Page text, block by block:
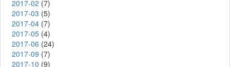
2017-02 (7)
2017-03 (5)
2017-04 (7)
2017-05 (4)
2017-06 (24)
2017-09 (7)
2017-10 (9)